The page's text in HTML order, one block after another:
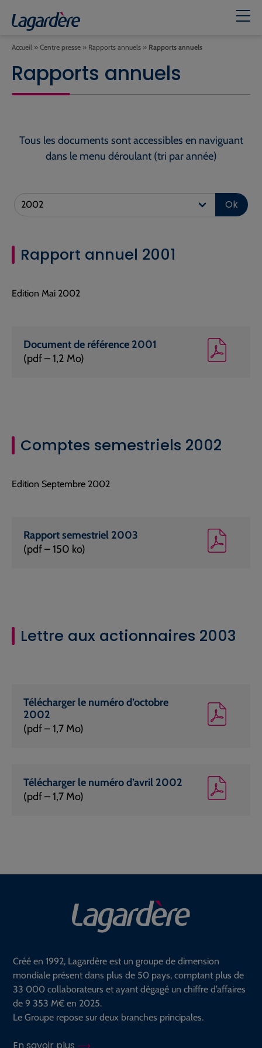
Accueil » Centre presse » Rapports annuels » Rapports annuels
Rapports annuels
Tous les documents sont accessibles en naviguant
dans le menu déroulant (tri par année)
Ok
Rapport annuel 2001
Edition Mai 2002
Document de référence 2001
(pdf – 1,2 Mo)
Comptes semestriels 2002
Edition Septembre 2002
Rapport semestriel 2003
(pdf – 150 ko)
Lettre aux actionnaires 2003
Télécharger le numéro d’octobre
2002
(pdf – 1,7 Mo)
Télécharger le numéro d’avril 2002
(pdf – 1,7 Mo)
Créé en 1992, Lagardère est un groupe de dimension
mondiale présent dans plus de 50 pays, comptant plus de
33 000 collaborateurs et ayant dégagé un chiffre d’affaires
de 9 353 M€ en 2025.
Le Groupe repose sur deux branches principales.